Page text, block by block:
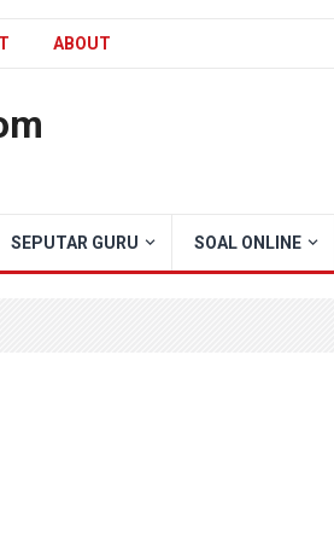
ABOUT
SEPUTAR GURU SOAL ONLINE